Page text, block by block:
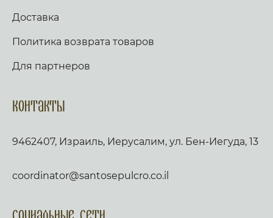
Доставка
Политика возврата товаров
Для партнеров
Контакты
9462407, Израиль, Иерусалим, ул. Бен-Иегуда, 13
coordinator@santosepulcro.co.il